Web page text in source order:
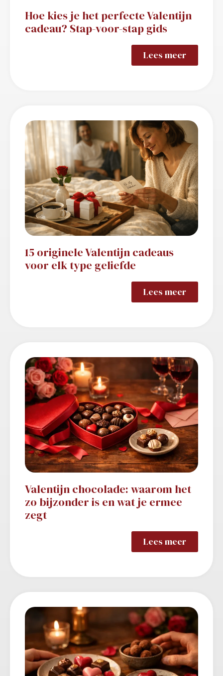
Hoe kies je het perfecte Valentijn
cadeau? Stap-voor-stap gids
Lees meer
15 originele Valentijn cadeaus
voor elk type geliefde
Lees meer
Valentijn chocolade: waarom het
zo bijzonder is en wat je ermee
zegt
Lees meer